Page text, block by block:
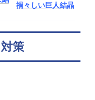
禍々しい巨人結晶
策